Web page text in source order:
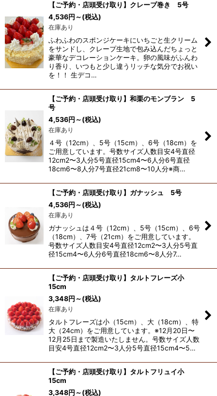
【ご予約・店頭受け取り】クレープ巻き 5号
4,536円 ～(税込)
在庫あり
ふわふわのスポンジケーキにいちごと生クリーム
をサンドし、クレープ生地で包み込んだちょっと
豪華なデコレーションケーキ。卵の風味がふんわ
り香り、いつもと少し違うリッチな気分でお祝い
を！！ 生デコ…
【ご予約・店頭受け取り】和栗のモンブラン 5
号
4,536円 ～(税込)
在庫あり
４号（12cm）、5号（15cm）、6号（18cm）を
ご用意しています。号数サイズ人数目安4号直径
12cm2〜3人分5号直径15cm4〜6人分6号直径
18cm6〜8人分7号直径21cm8〜10人分※商…
【ご予約・店頭受け取り】ガナッシュ 5号
4,536円 ～(税込)
在庫あり
ガナッシュは４号（12cm）、5号（15cm）、6号
（18cm）、7号（21cm）をご用意しています。
号数サイズ人数目安4号直径12cm2〜3人分5号直
径15cm4〜6人分6号直径18cm6〜8人分7…
【ご予約・店頭受け取り】タルトフレーズ小
15cm
3,348円 ～(税込)
在庫あり
タルトフレーズは小（15cm）、大（18cm）、特
大（24cm）をご用意しています。※12月20日〜
12月25日まで製造いたしません。号数サイズ人数
目安4号直径12cm2〜3人分5号直径15cm4〜5…
【ご予約・店頭受け取り】タルトフリュイ小
15cm
3,348円 ～(税込)